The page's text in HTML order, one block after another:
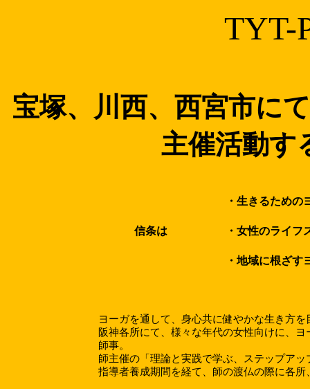
TYT-
宝塚、川西、西宮市に
主催活動す
・生きるための
信条は ・女性のライフ
・地域に根ざす
ヨーガを通して、身心共に健やかな生き方
阪神各所にて、様々な年代の女性向けに、
師事。
師主催の「理論と実践で学ぶ、ステップア
指導者養成期間を経て、師の渡仏の際に各